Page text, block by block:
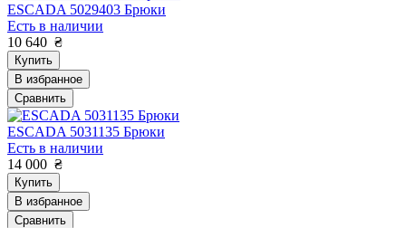
ESCADA 5029403 Брюки
Есть в наличии
10 640 ₴
Купить
В избранное
Сравнить
ESCADA 5031135 Брюки
Есть в наличии
14 000 ₴
Купить
В избранное
Сравнить